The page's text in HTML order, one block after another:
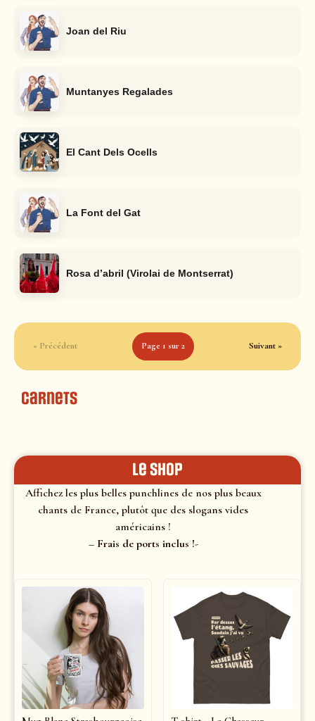
Joan del Riu
Muntanyes Regalades
El Cant Dels Ocells
La Font del Gat
Rosa d’abril (Virolai de Montserrat)
« Précédent Page 1 sur 2 Suivant »
Carnets
le shop
Affichez les plus belles punchlines de nos plus beaux
chants de France, plutôt que des slogans vides
américains !
– Frais de ports inclus !-